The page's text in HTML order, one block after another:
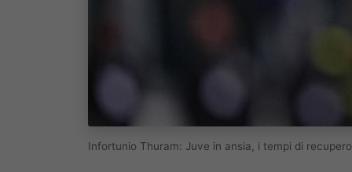
Infortunio Thuram: Juve in ansia, i tempi di